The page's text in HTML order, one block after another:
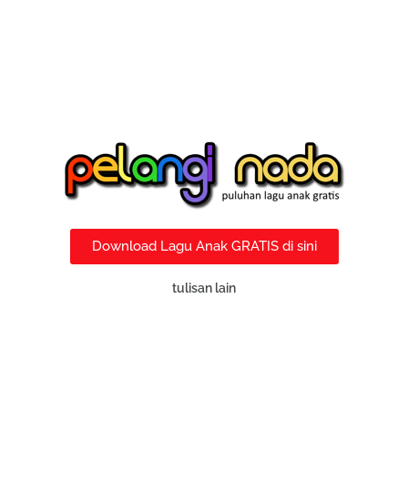
Download Lagu Anak GRATIS di sini
tulisan lain